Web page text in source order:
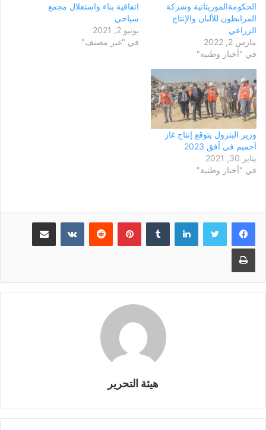
الحكومةالموريتانية وشركة
المرابطون للألبان والإنتاج
الزراعي
مارس 2, 2022
في "أخبار وطنية"
اتفاقية بناء واستغلال مجمع
سياحي
يونيو 2, 2021
في "غير مصنف"
وزير البترول يتوقع إنتاج غاز
آحميم في أفق 2023
يناير 30, 2021
في "أخبار وطنية"
لينكدإن بينتيريست مشاركة عبر البريد
طباعة
هيئة التحرير